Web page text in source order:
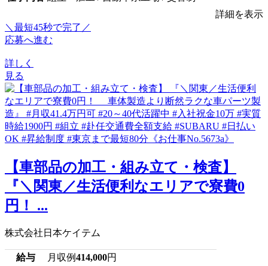
詳細を表示
＼最短45秒で完了／
応募へ進む
詳しく
見る
【車部品の加工・組み立て・検査】
『＼関東／生活便利なエリアで寮費0
円！ ...
株式会社日本ケイテム
給与 月収例414,000円